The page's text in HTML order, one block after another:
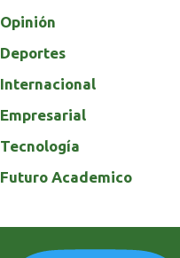
Opinión
Deportes
Internacional
Empresarial
Tecnología
Futuro Academico